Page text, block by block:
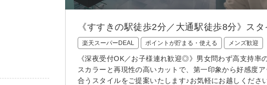
《すすきの駅徒歩2分／大通駅徒歩8分》ス
楽天スーパーDEAL ポイントが貯まる・使える メンズ歓迎
《深夜受付OK／お子様連れ歓迎◎》男女問わず高支持
スカラーと再現性の高いカットで、第一印象から好感度
合うスタイルをご提案いたします♪お気軽にお越しくださ